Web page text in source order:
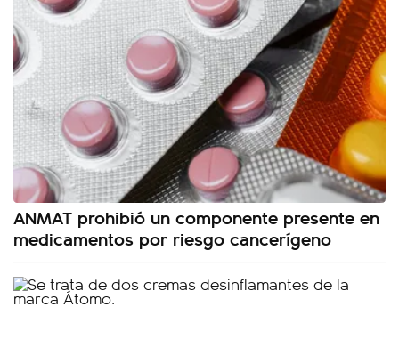
ANMAT prohibió un componente presente en
medicamentos por riesgo cancerígeno